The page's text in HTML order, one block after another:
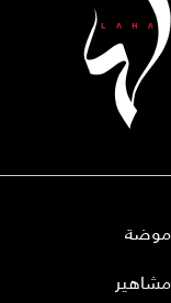
موضة
مشاهير